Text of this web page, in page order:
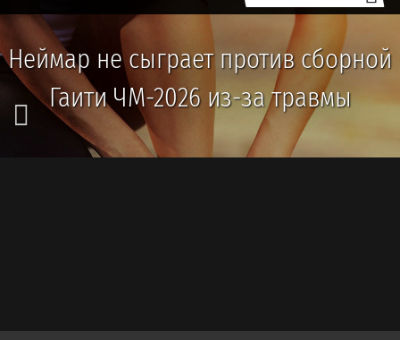
Неймар не сыграет против сборной
Гаити ЧМ-2026 из-за травмы